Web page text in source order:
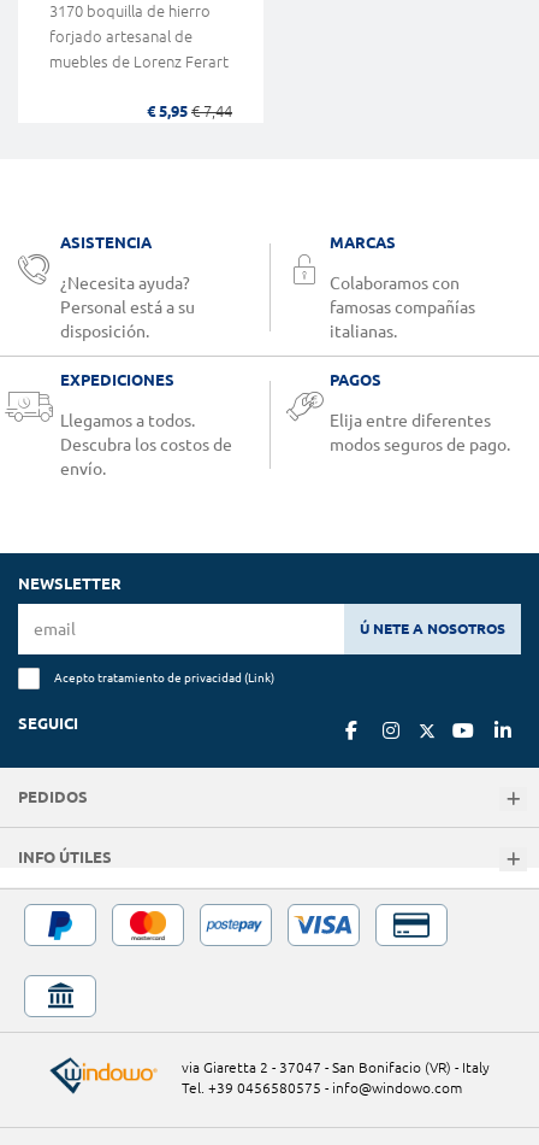
3170 boquilla de hierro
forjado artesanal de
muebles de Lorenz Ferart
€ 5,95 € 7,44
ASISTENCIA
¿Necesita ayuda?
Personal está a su
disposición.
MARCAS
Colaboramos con
famosas compañías
italianas.
EXPEDICIONES
Llegamos a todos.
Descubra los costos de
envío.
PAGOS
Elija entre diferentes
modos seguros de pago.
NEWSLETTER
Ú NETE A NOSOTROS
Acepto tratamiento de privacidad (Link)
SEGUICI
PEDIDOS
INFO ÚTILES
via Giaretta 2 - 37047 - San Bonifacio (VR) - Italy
Tel. +39 0456580575 - info@windowo.com